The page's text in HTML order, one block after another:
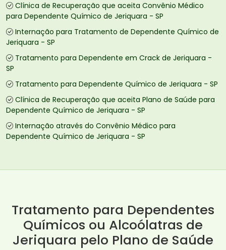
Clínica de Recuperação que aceita Convênio Médico
para Dependente Químico de Jeriquara - SP
Internação para Tratamento de Dependente Químico de
Jeriquara - SP
Tratamento para Dependente em Crack de Jeriquara -
SP
Tratamento para Dependente Químico de Jeriquara - SP
Clínica de Recuperação que aceita Plano de Saúde para
Dependente Químico de Jeriquara - SP
Internação através do Convênio Médico para
Dependente Químico de Jeriquara - SP
Tratamento para Dependentes
Químicos ou Alcoólatras de
Jeriquara pelo Plano de Saúde